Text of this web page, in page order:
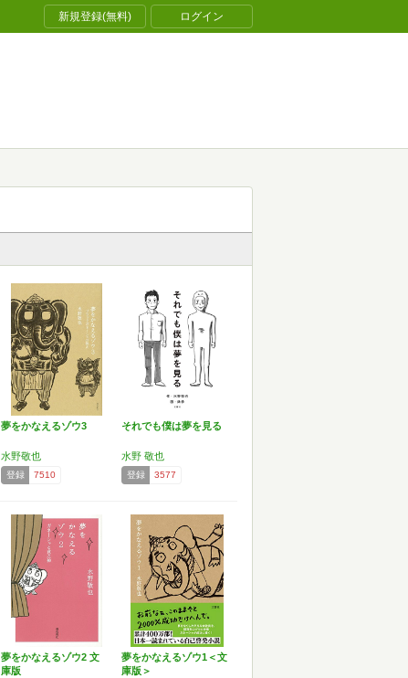
新規登録(無料) ログイン
夢をかなえるゾウ3
水野敬也
登録 7510
それでも僕は夢を見る
水野 敬也
登録 3577
夢をかなえるゾウ2 文
庫版
夢をかなえるゾウ1＜文
庫版＞